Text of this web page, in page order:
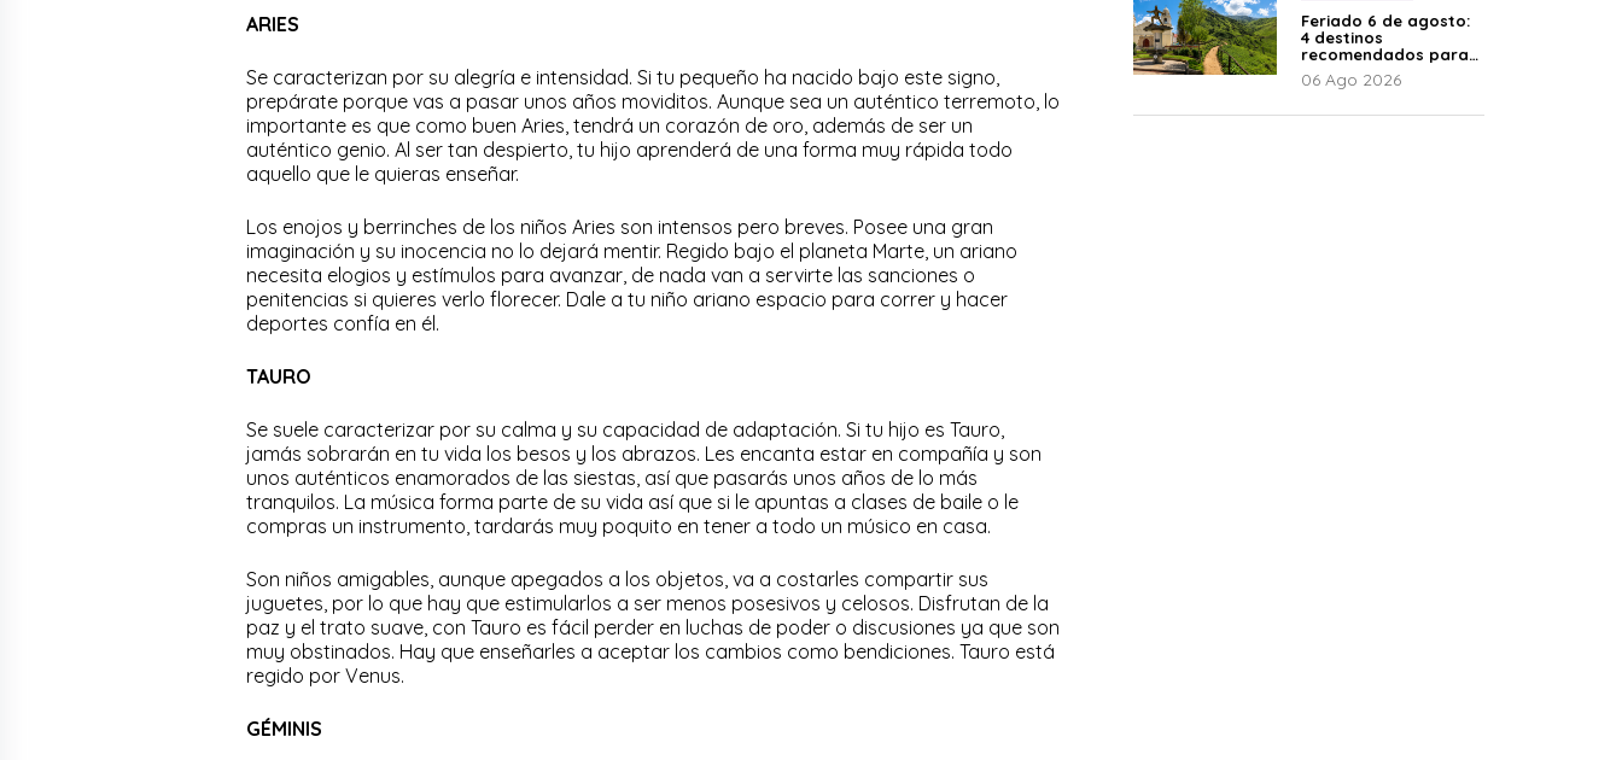
ARIES
Se caracterizan por su alegría e intensidad. Si tu pequeño ha nacido bajo este signo,
prepárate porque vas a pasar unos años moviditos. Aunque sea un auténtico terremoto, lo
importante es que como buen Aries, tendrá un corazón de oro, además de ser un
auténtico genio. Al ser tan despierto, tu hijo aprenderá de una forma muy rápida todo
aquello que le quieras enseñar.
Los enojos y berrinches de los niños Aries son intensos pero breves. Posee una gran
imaginación y su inocencia no lo dejará mentir. Regido bajo el planeta Marte, un ariano
necesita elogios y estímulos para avanzar, de nada van a servirte las sanciones o
penitencias si quieres verlo florecer. Dale a tu niño ariano espacio para correr y hacer
deportes confía en él.
TAURO
Se suele caracterizar por su calma y su capacidad de adaptación. Si tu hijo es Tauro,
jamás sobrarán en tu vida los besos y los abrazos. Les encanta estar en compañía y son
unos auténticos enamorados de las siestas, así que pasarás unos años de lo más
tranquilos. La música forma parte de su vida así que si le apuntas a clases de baile o le
compras un instrumento, tardarás muy poquito en tener a todo un músico en casa.
Son niños amigables, aunque apegados a los objetos, va a costarles compartir sus
juguetes, por lo que hay que estimularlos a ser menos posesivos y celosos. Disfrutan de la
paz y el trato suave, con Tauro es fácil perder en luchas de poder o discusiones ya que son
muy obstinados. Hay que enseñarles a aceptar los cambios como bendiciones. Tauro está
regido por Venus.
GÉMINIS
Feriado 6 de agosto:
4 destinos
recomendados para
disfrutar el descanso
06 Ago 2026